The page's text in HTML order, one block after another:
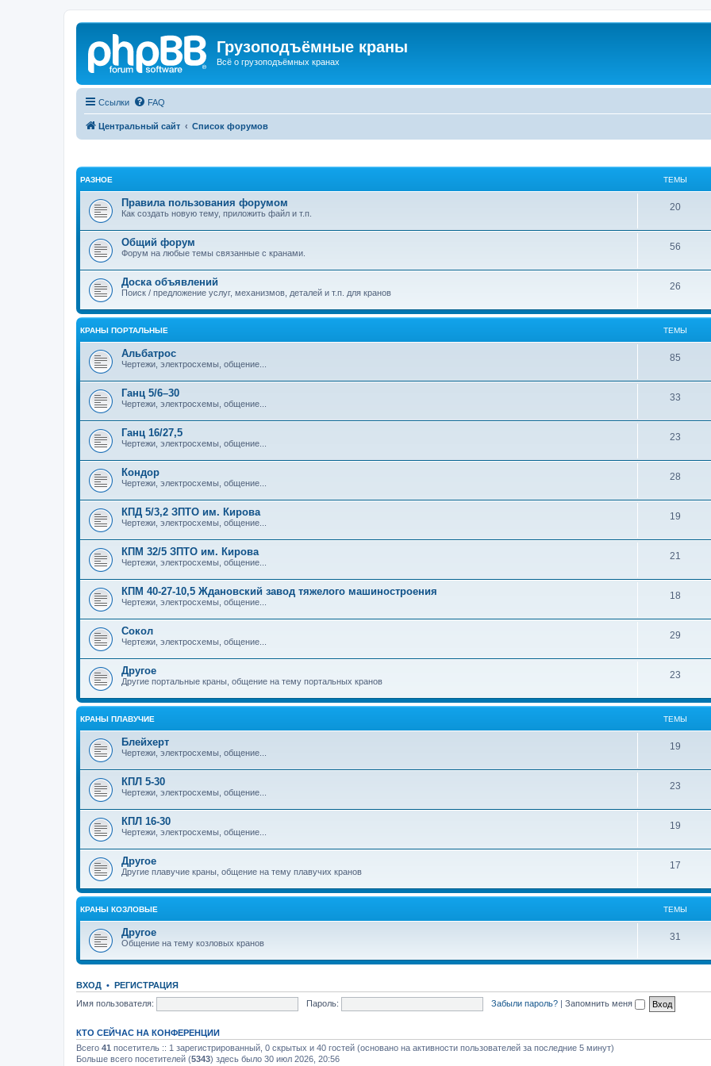
Грузоподъёмные краны
Всё о грузоподъёмных кранах
Ссылки FAQ
Центральный сайт Список форумов
РАЗНОЕ ТЕМЫ
Правила пользования форумом
Как создать новую тему, приложить файл и т.п.
20
Общий форум
Форум на любые темы связанные с кранами.
56
Доска объявлений
Поиск / предложение услуг, механизмов, деталей и т.п. для кранов
26
КРАНЫ ПОРТАЛЬНЫЕ ТЕМЫ
Альбатрос
Чертежи, электросхемы, общение...
85
Ганц 5/6–30
Чертежи, электросхемы, общение...
33
Ганц 16/27,5
Чертежи, электросхемы, общение...
23
Кондор
Чертежи, электросхемы, общение...
28
КПД 5/3,2 ЗПТО им. Кирова
Чертежи, электросхемы, общение...
19
КПМ 32/5 ЗПТО им. Кирова
Чертежи, электросхемы, общение...
21
КПМ 40-27-10,5 Ждановский завод тяжелого машиностроения
Чертежи, электросхемы, общение...
18
Сокол
Чертежи, электросхемы, общение...
29
Другое
Другие портальные краны, общение на тему портальных кранов
23
КРАНЫ ПЛАВУЧИЕ ТЕМЫ
Блейхерт
Чертежи, электросхемы, общение...
19
КПЛ 5-30
Чертежи, электросхемы, общение...
23
КПЛ 16-30
Чертежи, электросхемы, общение...
19
Другое
Другие плавучие краны, общение на тему плавучих кранов
17
КРАНЫ КОЗЛОВЫЕ ТЕМЫ
Другое
Общение на тему козловых кранов
31
ВХОД • РЕГИСТРАЦИЯ
Имя пользователя:
Пароль: Забыли пароль? | Запомнить меня
КТО СЕЙЧАС НА КОНФЕРЕНЦИИ
Всего 41 посетитель :: 1 зарегистрированный, 0 скрытых и 40 гостей (основано на активности пользователей за последние 5 минут)
Больше всего посетителей (5343) здесь было 30 июл 2026, 20:56